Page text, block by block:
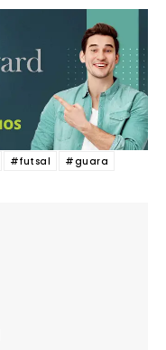
#futsal #guara